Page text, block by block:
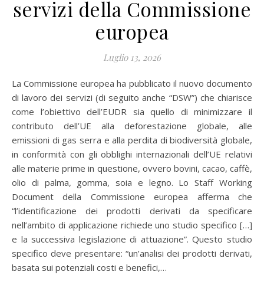
servizi della Commissione
europea
Luglio 13, 2026
La Commissione europea ha pubblicato il nuovo documento
di lavoro dei servizi (di seguito anche “DSW”) che chiarisce
come l’obiettivo dell’EUDR sia quello di minimizzare il
contributo dell’UE alla deforestazione globale, alle
emissioni di gas serra e alla perdita di biodiversità globale,
in conformità con gli obblighi internazionali dell’UE relativi
alle materie prime in questione, ovvero bovini, cacao, caffè,
olio di palma, gomma, soia e legno. Lo Staff Working
Document della Commissione europea afferma che
“l’identificazione dei prodotti derivati da specificare
nell’ambito di applicazione richiede uno studio specifico […]
e la successiva legislazione di attuazione”. Questo studio
specifico deve presentare: “un’analisi dei prodotti derivati,
basata sui potenziali costi e benefici,…